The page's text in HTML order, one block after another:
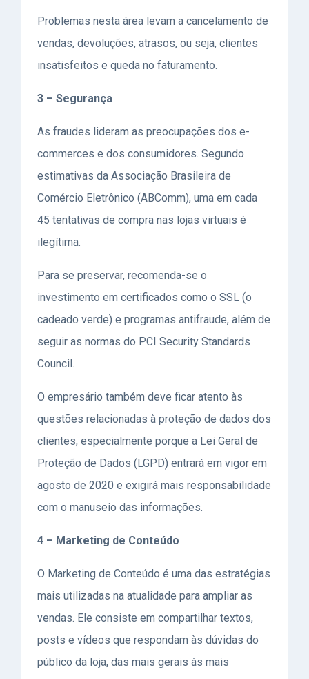
Problemas nesta área levam a cancelamento de
vendas, devoluções, atrasos, ou seja, clientes
insatisfeitos e queda no faturamento.
3 – Segurança
As fraudes lideram as preocupações dos e-
commerces e dos consumidores. Segundo
estimativas da Associação Brasileira de
Comércio Eletrônico (ABComm), uma em cada
45 tentativas de compra nas lojas virtuais é
ilegítima.
Para se preservar, recomenda-se o
investimento em certificados como o SSL (o
cadeado verde) e programas antifraude, além de
seguir as normas do PCI Security Standards
Council.
O empresário também deve ficar atento às
questões relacionadas à proteção de dados dos
clientes, especialmente porque a Lei Geral de
Proteção de Dados (LGPD) entrará em vigor em
agosto de 2020 e exigirá mais responsabilidade
com o manuseio das informações.
4 – Marketing de Conteúdo
O Marketing de Conteúdo é uma das estratégias
mais utilizadas na atualidade para ampliar as
vendas. Ele consiste em compartilhar textos,
posts e vídeos que respondam às dúvidas do
público da loja, das mais gerais às mais